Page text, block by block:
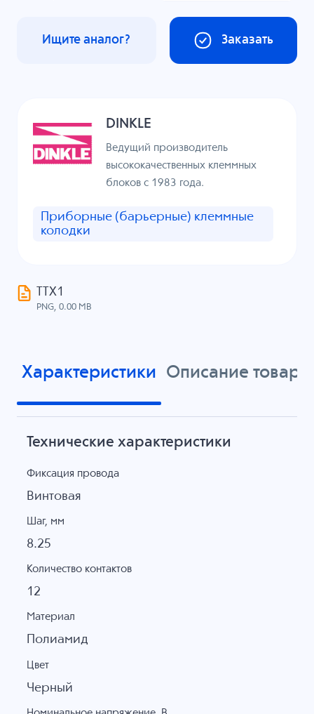
Заказать
Ищите аналог?
DINKLE
Ведущий производитель
высококачественных клеммных
блоков с 1983 года.
Приборные (барьерные) клеммные
колодки
ТТХ1
PNG, 0.00 MB
Характеристики Описание товара
Технические характеристики
Фиксация провода
Винтовая
Шаг, мм
8.25
Количество контактов
12
Материал
Полиамид
Цвет
Черный